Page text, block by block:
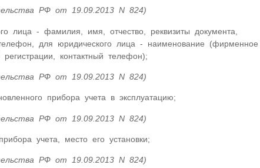
РФ от 19.09.2013 N 824)
лица - фамилия, имя, отчество, реквизиты документа,
для юридического лица - наименование (фирменное
контактный телефон);
РФ от 19.09.2013 N 824)
прибора учета в эксплуатацию;
РФ от 19.09.2013 N 824)
учета, место его установки;
РФ от 19.09.2013 N 824)